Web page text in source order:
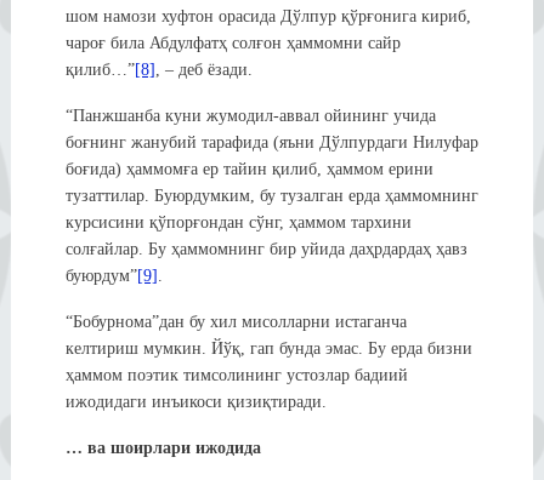
шом намози хуфтон орасида Дўлпур қўрғонига кириб,
чароғ била Абдулфатҳ солғон ҳаммомни сайр
қилиб…”[8] , – деб ёзади.
“Панжшанба куни жумодил-аввал ойининг учида
боғнинг жанубий тарафида (яъни Дўлпурдаги Нилуфар
боғида) ҳаммомға ер тайин қилиб, ҳаммом ерини
тузаттилар. Буюрдумким, бу тузалган ерда ҳаммомнинг
курсисини қўпорғондан сўнг, ҳаммом тархини
солғайлар. Бу ҳаммомнинг бир уйида даҳрдардаҳ ҳавз
буюрдум”[9]
“Бобурнома”дан бу хил мисолларни истаганча
келтириш мумкин. Йўқ, гап бунда эмас. Бу ерда бизни
ҳаммом поэтик тимсолининг устозлар бадиий
ижодидаги инъикоси қизиқтиради.
… ва шоирлари ижодида